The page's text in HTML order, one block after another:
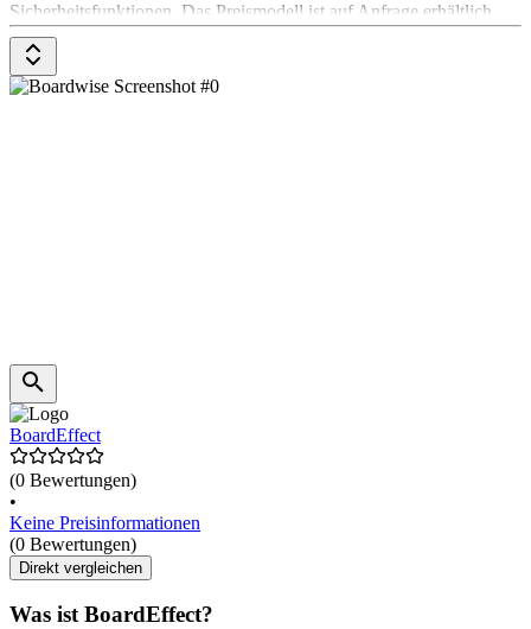
Sicherheitsfunktionen. Das Preismodell ist auf Anfrage erhältlich.
BoardEffect
(0 Bewertungen)
•
Keine Preisinformationen
(0 Bewertungen)
Direkt vergleichen
Was ist BoardEffect?